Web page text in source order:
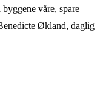
våre, spare
Økland, daglig